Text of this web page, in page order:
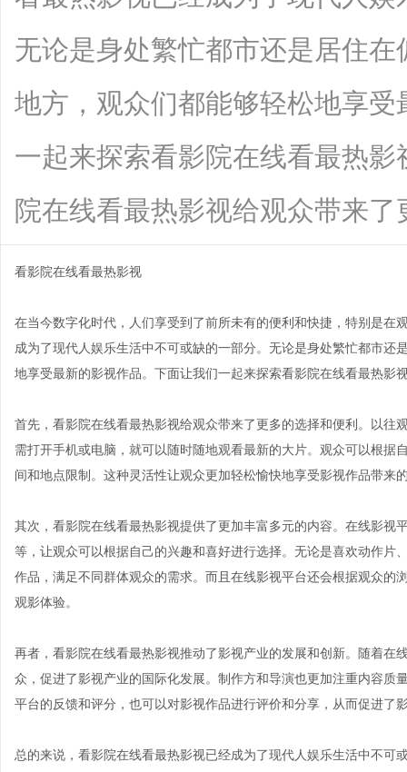
无论是身处繁忙都市还是居住
地方，观众们都能够轻松地享
一起来探索看影院在线看最热
院在线看最热影视给观众带来
看影院在线看最热影视
在当今数字化时代，人们享受到了前所未有的便利和快捷，特别是在
成为了现代人娱乐生活中不可或缺的一部分。无论是身处繁忙都市
地享受最新的影视作品。下面让我们一起来探索看影院在线看最热影
首先，看影院在线看最热影视给观众带来了更多的选择和便利。以往
需打开手机或电脑，就可以随时随地观看最新的大片。观众可以根
间和地点限制。这种灵活性让观众更加轻松愉快地享受影视作品带来
其次，看影院在线看最热影视提供了更加丰富多元的内容。在线影视
等，让观众可以根据自己的兴趣和喜好进行选择。无论是喜欢动作片
作品，满足不同群体观众的需求。而且在线影视平台还会根据观众的
观影体验。
再者，看影院在线看最热影视推动了影视产业的发展和创新。随着在
众，促进了影视产业的国际化发展。制作方和导演也更加注重内容质
平台的反馈和评分，也可以对影视作品进行评价和分享，从而促进了
总的来说，看影院在线看最热影视已经成为了现代人娱乐生活中不